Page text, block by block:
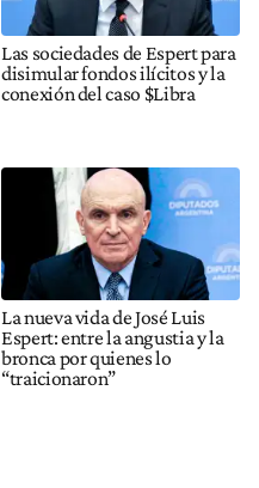
Las sociedades de Espert para
disimular fondos ilícitos y la
conexión del caso $Libra
La nueva vida de José Luis
Espert: entre la angustia y la
bronca por quienes lo
“traicionaron”